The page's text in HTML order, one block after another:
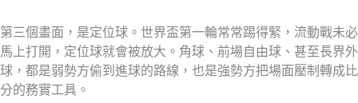
第三個畫面，是定位球。世界盃第一輪常常踢得緊，流動戰未必
馬上打開，定位球就會被放大。角球、前場自由球、甚至長界外
球，都是弱勢方偷到進球的路線，也是強勢方把場面壓制轉成比
分的務實工具。